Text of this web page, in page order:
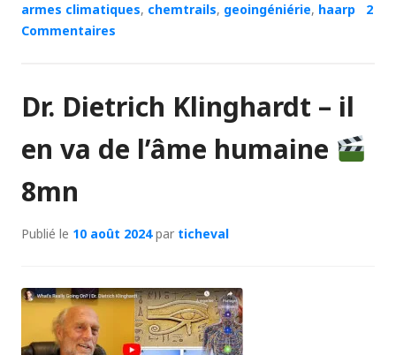
armes climatiques, chemtrails, geoingéniérie, haarp
2
Commentaires
Dr. Dietrich Klinghardt – il
en va de l’âme humaine
8mn
Publié le 10 août 2024par ticheval